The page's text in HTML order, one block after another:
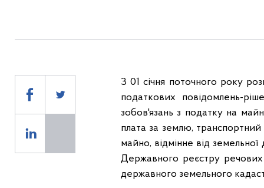
З 01 січня поточного року
податкових повідомлень-
зобов'язань з податку на
плата за землю,
майно, відмінне від
Державного реєстру
державного земельного